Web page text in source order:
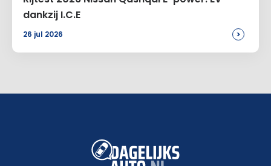
dankzij I.C.E
26 jul 2026 >